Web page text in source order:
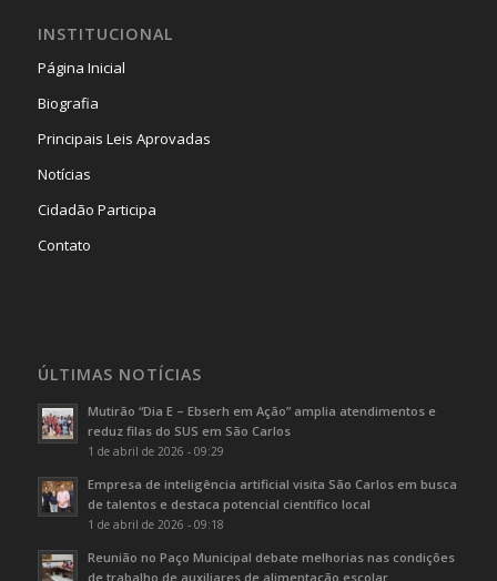
INSTITUCIONAL
Página Inicial
Biografia
Principais Leis Aprovadas
Notícias
Cidadão Participa
Contato
ÚLTIMAS NOTÍCIAS
Mutirão “Dia E – Ebserh em Ação” amplia atendimentos e
reduz filas do SUS em São Carlos
1 de abril de 2026 - 09:29
Empresa de inteligência artificial visita São Carlos em busca
de talentos e destaca potencial científico local
1 de abril de 2026 - 09:18
Reunião no Paço Municipal debate melhorias nas condições
de trabalho de auxiliares de alimentação escolar